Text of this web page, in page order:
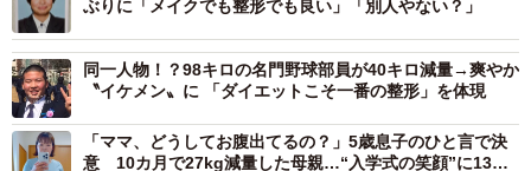
ぶりに「メイクでも整形でも良い」「別人やない？」
同一人物！？98キロの名門野球部員が40キロ減量→爽やか
〝イケメン〟に 「ダイエットこそ一番の整形」を体現
「ママ、どうしてお腹出てるの？」5歳息子のひと言で決
意 10カ月で27kg減量した母親…“入学式の笑顔”に13万